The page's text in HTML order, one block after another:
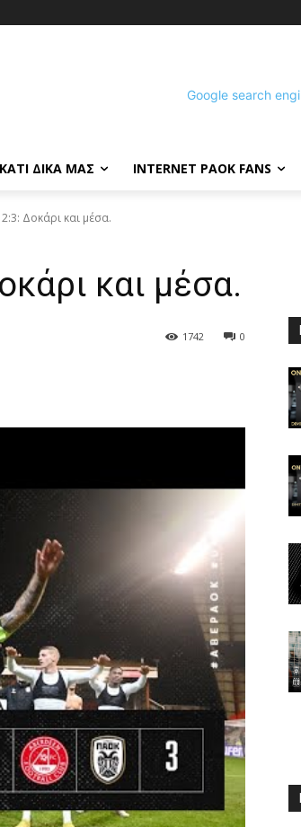
ΚΑΤΙ ΔΙΚΑ ΜΑΣ INTERNET PAOK FANS
Δοκάρι και μέσα.
και μέσα.
0
1742